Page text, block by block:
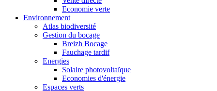
Economie verte
Environnement
Atlas biodiversité
Gestion du bocage
Breizh Bocage
Fauchage tardif
Energies
Solaire photovoltaïque
Economies d'énergie
Espaces verts